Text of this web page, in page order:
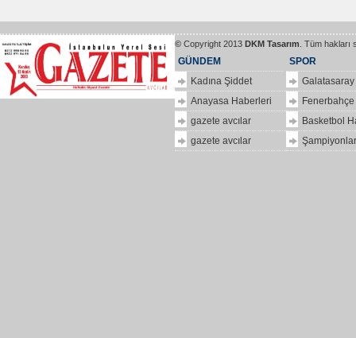
© Copyright 2013 DKM Tasarım . Tüm hakları
GÜNDEM
Kadına Şiddet
Anayasa Haberleri
gazete avcılar
gazete avcılar
SPOR
Galatasaray
Fenerbahçe
Basketbol